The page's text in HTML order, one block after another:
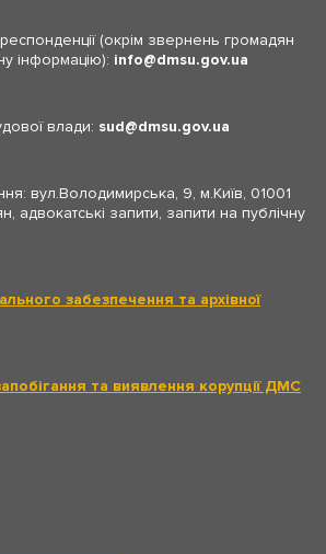
(окрім звернень громадян
інформацію): info dmsu.gov.ua
влади: sud dmsu.gov.ua
вул.Володимирська, 9, м.Київ, 01001
адвокатські запити, запити на публічну
забезпечення та архівної
та виявлення корупції ДМС